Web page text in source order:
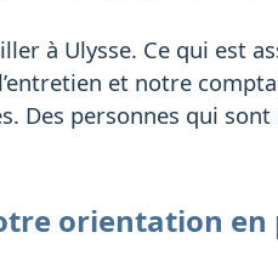
à Ulysse. Ce qui est
et notre
Des personnes qui sont
orientation